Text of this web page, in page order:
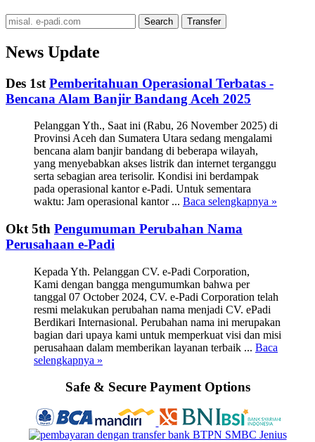
News Update
Des 1st Pemberitahuan Operasional Terbatas -
Bencana Alam Banjir Bandang Aceh 2025
Pelanggan Yth., Saat ini (Rabu, 26 November 2025) di
Provinsi Aceh dan Sumatera Utara sedang mengalami
bencana alam banjir bandang di beberapa wilayah,
yang menyebabkan akses listrik dan internet terganggu
serta sebagian area terisolir. Kondisi ini berdampak
pada operasional kantor e-Padi. Untuk sementara
waktu: Jam operasional kantor ... Baca selengkapnya »
Okt 5th Pengumuman Perubahan Nama
Perusahaan e-Padi
Kepada Yth. Pelanggan CV. e-Padi Corporation,
Kami dengan bangga mengumumkan bahwa per
tanggal 07 October 2024, CV. e-Padi Corporation telah
resmi melakukan perubahan nama menjadi CV. ePadi
Berdikari Internasional. Perubahan nama ini merupakan
bagian dari upaya kami untuk memperkuat visi dan misi
perusahaan dalam memberikan layanan terbaik ... Baca
selengkapnya »
Safe & Secure Payment Options